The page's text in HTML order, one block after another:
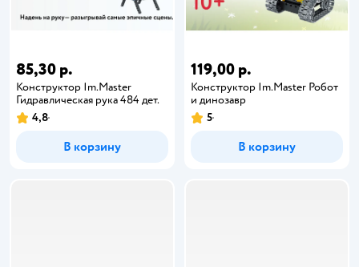
85,30 р.
Конструктор Im.Master
Гидравлическая рука 484 дет.
4,8
В корзину
119,00 р.
Конструктор Im.Master Робот
и динозавр
5
В корзину